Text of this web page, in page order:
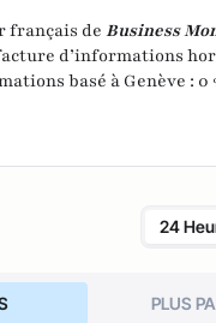
français de Business
d’informations
basé à Genève : 0
spécialiste du
de la montre.
24
PLUS